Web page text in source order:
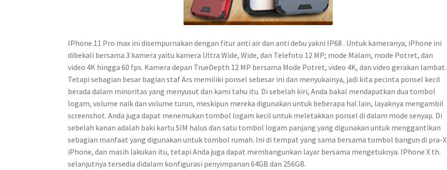
IPhone 11 Pro max ini disempurnakan dengan fitur anti air dan anti debu yakni IP68 . Untuk kameranya, iPhone ini
dibekali bersama 3 kamera yaitu kamera Ultra Wide, Wide, dan Telefoto 12 MP; mode Malam, mode Potret, dan
video 4K hingga 60 fps. Kamera depan TrueDepth 12 MP bersama Mode Potret, video 4K, dan video gerakan lambat.
Tetapi sebagian besar bagian staf Ars memiliki ponsel sebesar ini dan menyukainya, jadi kita pecinta ponsel kecil
berada dalam minoritas yang menyusut dan kami tahu itu. Di sebelah kiri, Anda bakal mendapatkan dua tombol
logam, volume naik dan volume turun, meskipun mereka digunakan untuk beberapa hal lain, layaknya mengambil
screenshot. Anda juga dapat menemukan tombol logam kecil untuk meletakkan ponsel di dalam mode senyap. Di
sebelah kanan adalah baki kartu SIM halus dan satu tombol logam panjang yang digunakan untuk menggantikan
sebagian manfaat yang digunakan untuk tombol rumah. Ini di tempat yang sama bersama tombol bangun di pra-X
iPhone, dan masih lakukan itu, tetapi Anda juga dapat membangunkan layar bersama mengetuknya. IPhone X th.
selanjutnya tersedia didalam konfigurasi penyimpanan 64GB dan 256GB.